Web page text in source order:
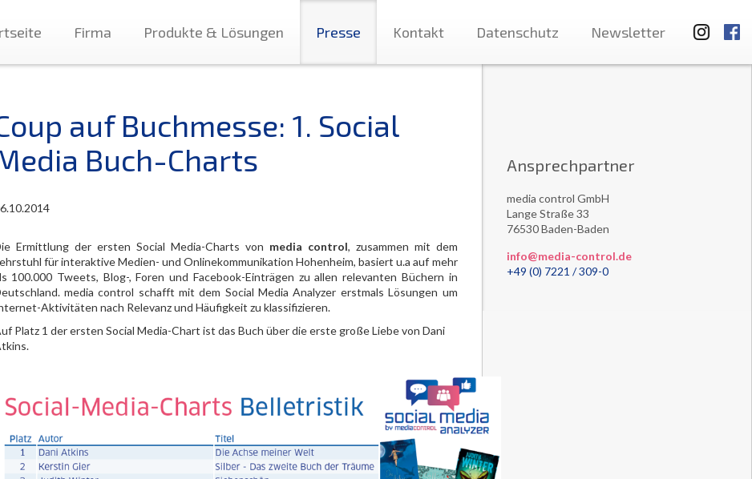
Firma Produkte & Lösungen Presse Kontakt Datenschutz Newsletter
auf Buchmesse: 1. Social
Buch-Charts
Ermittlung der ersten Social Media-Charts von media control, zusammen mit dem
für interaktive Medien- und Onlinekommunikation Hohenheim, basiert u.a auf mehr
100.000 Tweets, Blog-, Foren und Facebook-Einträgen zu allen relevanten Büchern in
media control schafft mit dem Social Media Analyzer erstmals Lösungen um
Aktivitäten nach Relevanz und Häufigkeit zu klassifizieren.
Platz 1 der ersten Social Media-Chart ist das Buch über die erste große Liebe von Dani
Ansprechpartner
media control GmbH
Lange Straße 33
76530 Baden-Baden
info@media-control.de
+49 (0) 7221 / 309-0